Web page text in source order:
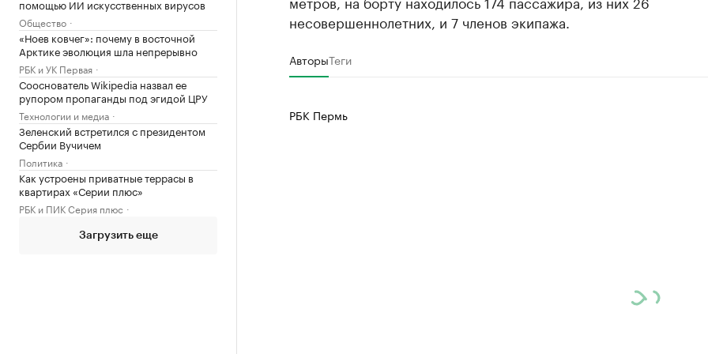
помощью ИИ искусственных вирусов
Общество
«Ноев ковчег»: почему в восточной
Арктике эволюция шла непрерывно
РБК и УК Первая
Сооснователь Wikipedia назвал ее
рупором пропаганды под эгидой ЦРУ
Технологии и медиа
Зеленский встретился с президентом
Сербии Вучичем
Политика
Как устроены приватные террасы в
квартирах «Серии плюс»
РБК и ПИК Серия плюс
Загрузить еще
несовершеннолетних, и 7 членов экипажа.
АвторыТеги
РБК Пермь